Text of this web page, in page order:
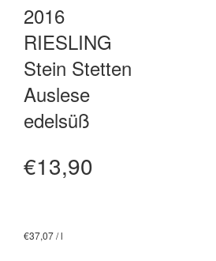
2016
RIESLING
Stein Stetten
Auslese
edelsüß
€13,90
€37,07/l